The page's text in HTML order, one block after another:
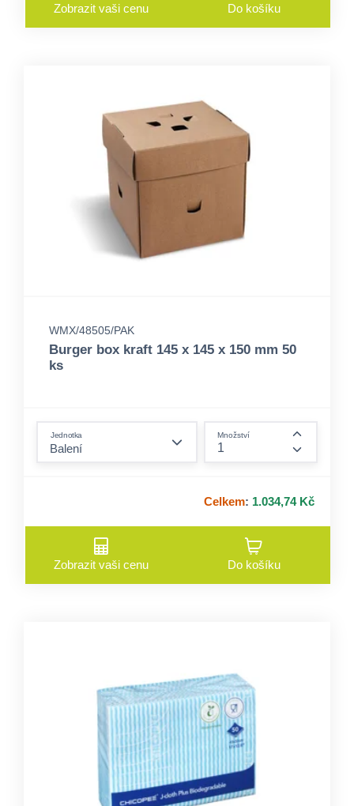
Zobrazit vaši cenu Do košíku
WMX/48505/PAK
Burger box kraft 145 x 145 x 150 mm 50
ks
Jednotka Množství
Celkem: 1.034,74 Kč
Zobrazit vaši cenu Do košíku